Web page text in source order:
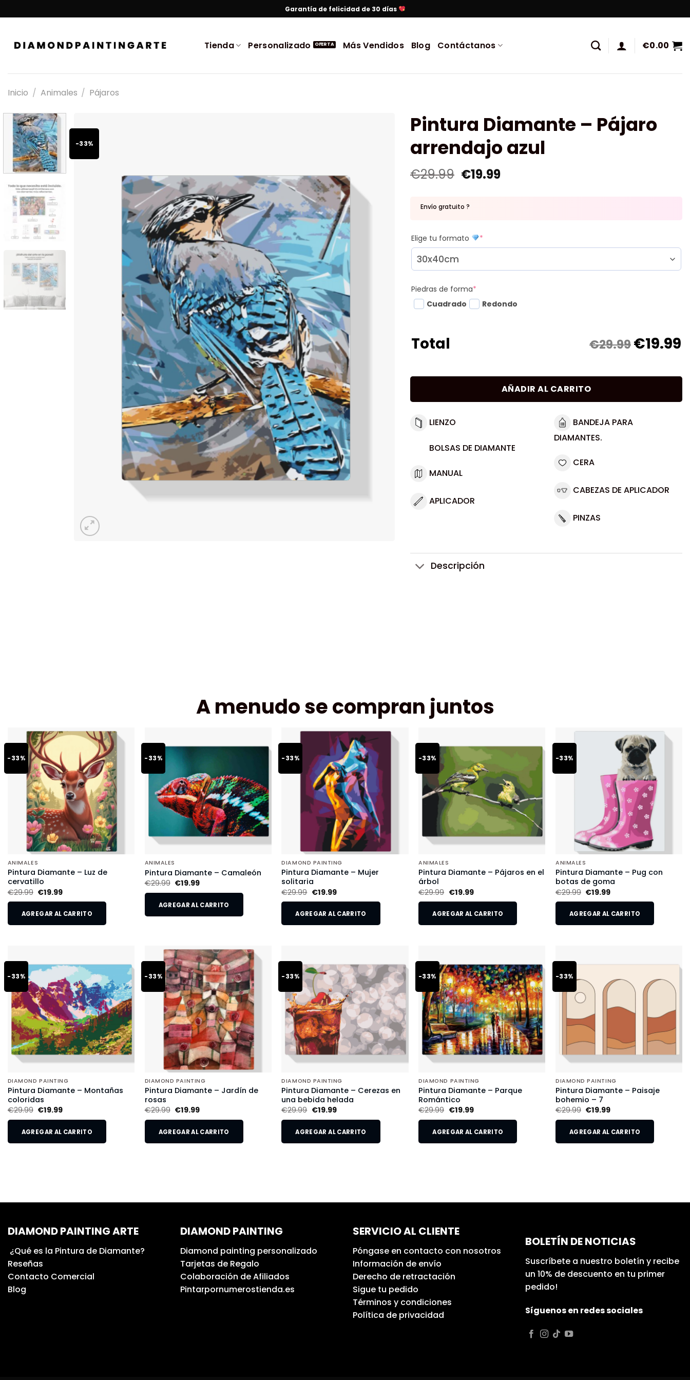
Garantía de felicidad de 30 días
Tienda Personalizado Más Vendidos Blog Contáctanos €0.00
Inicio / Animales / Pájaros
-33%
Pintura Diamante – Pájaro
arrendajo azul
€29.99 €19.99
Envío gratuito ?
Elige tu formato *
Piedras de forma*
Cuadrado
Redondo
Total €29.99€19.99
AÑADIR AL CARRITO
LIENZO
BOLSAS DE DIAMANTE
MANUAL
APLICADOR
BANDEJA PARA
DIAMANTES.
CERA
CABEZAS DE APLICADOR
PINZAS
Descripción
A menudo se compran juntos
-33%
ANIMALES
Pintura Diamante – Luz de
cervatillo
€29.99 €19.99
AGREGAR AL CARRITO
-33%
ANIMALES
Pintura Diamante – Camaleón
€29.99 €19.99
AGREGAR AL CARRITO
-33%
DIAMOND PAINTING
Pintura Diamante – Mujer
solitaria
€29.99 €19.99
AGREGAR AL CARRITO
-33%
ANIMALES
Pintura Diamante – Pájaros en el
árbol
€29.99 €19.99
AGREGAR AL CARRITO
-33%
ANIMALES
Pintura Diamante – Pug con
botas de goma
€29.99 €19.99
AGREGAR AL CARRITO
-33%
DIAMOND PAINTING
Pintura Diamante – Montañas
coloridas
€29.99 €19.99
AGREGAR AL CARRITO
-33%
DIAMOND PAINTING
Pintura Diamante – Jardín de
rosas
€29.99 €19.99
AGREGAR AL CARRITO
-33%
DIAMOND PAINTING
Pintura Diamante – Cerezas en
una bebida helada
€29.99 €19.99
AGREGAR AL CARRITO
-33%
DIAMOND PAINTING
Pintura Diamante – Parque
Romántico
€29.99 €19.99
AGREGAR AL CARRITO
-33%
DIAMOND PAINTING
Pintura Diamante – Paisaje
bohemio – 7
€29.99 €19.99
AGREGAR AL CARRITO
DIAMOND PAINTING ARTE
¿Qué es la Pintura de Diamante?
Reseñas
Contacto Comercial
Blog
DIAMOND PAINTING
Diamond painting personalizado
Tarjetas de Regalo
Colaboración de Afiliados
Pintarpornumerostienda.es
SERVICIO AL CLIENTE
Póngase en contacto con nosotros
Información de envío
Derecho de retractación
Sigue tu pedido
Términos y condiciones
Política de privacidad
BOLETÍN DE NOTICIAS
Suscríbete a nuestro boletín y recibe
un 10% de descuento en tu primer
pedido!
Síguenos en redes sociales